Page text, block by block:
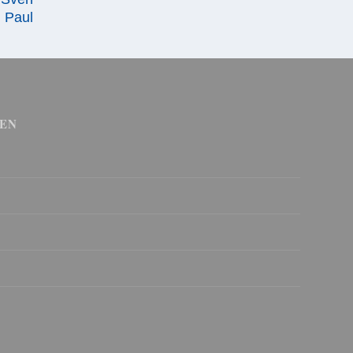
Paul